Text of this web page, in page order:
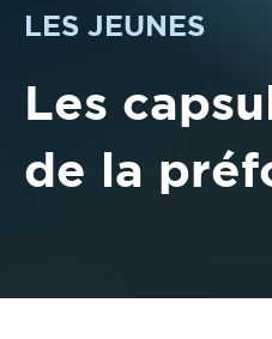
LES JEUNES
Les
de la